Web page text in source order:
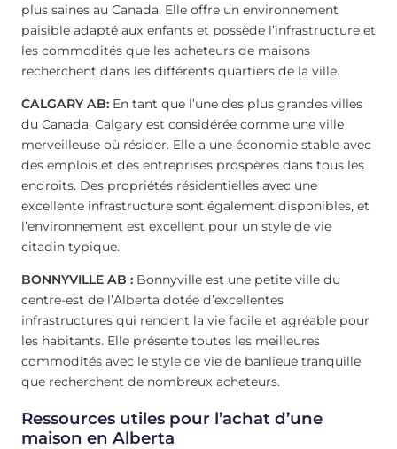
plus saines au Canada. Elle offre un environnement
paisible adapté aux enfants et possède l’infrastructure et
les commodités que les acheteurs de maisons
recherchent dans les différents quartiers de la ville.
CALGARY AB: En tant que l’une des plus grandes villes
du Canada, Calgary est considérée comme une ville
merveilleuse où résider. Elle a une économie stable avec
des emplois et des entreprises prospères dans tous les
endroits. Des propriétés résidentielles avec une
excellente infrastructure sont également disponibles, et
l’environnement est excellent pour un style de vie
citadin typique.
BONNYVILLE AB : Bonnyville est une petite ville du
centre-est de l’Alberta dotée d’excellentes
infrastructures qui rendent la vie facile et agréable pour
les habitants. Elle présente toutes les meilleures
commodités avec le style de vie de banlieue tranquille
que recherchent de nombreux acheteurs.
Ressources utiles pour l’achat d’une
maison en Alberta